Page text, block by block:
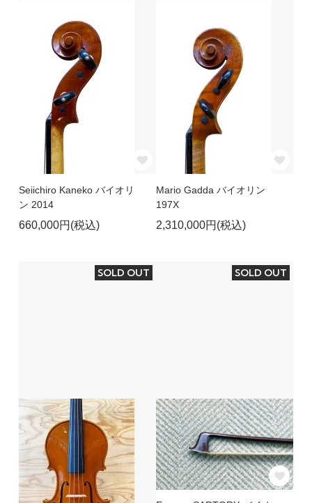
Seiichiro Kaneko バイオリ
ン 2014
660,000円(税込)
Mario Gadda バイオリン
197X
2,310,000円(税込)
SOLD OUT SOLD OUT